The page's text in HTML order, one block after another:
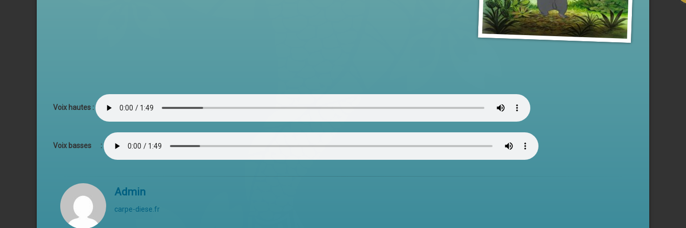
Voix hautes :
Voix basses :
Admin
carpe-diese.fr